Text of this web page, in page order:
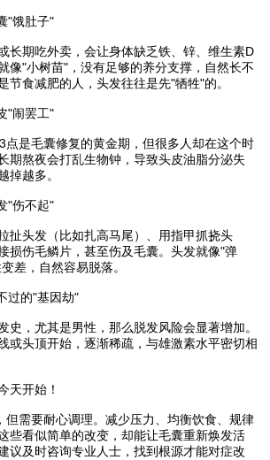
饿肚子"
期吃外卖，会让身体缺乏铁、锌、维生素D
像"小树苗"，没有足够的养分支撑，自然长不
节食减肥的人，头发往往是先"牺牲"的。
闹罢工"
是毛囊修复的黄金期，但很多人却在这个时
期熬夜会打乱生物钟，导致头皮油脂分泌失
掉越多。
伤不起"
头发（比如扎高马尾）、用指甲抓挠头
伤毛鳞片，甚至伤及毛囊。头发就像"弹
差，自然容易脱落。
的"基因劫"
，尤其是男性，那么脱发风险会显著增加。
或头顶开始，逐渐稀疏，与雄激素水平密切相
开始！
需要耐心调理。减少压力、均衡饮食、规律
看似简单的改变，却能让毛囊重新焕发活
议及时咨询专业人士，找到根源才能对症改